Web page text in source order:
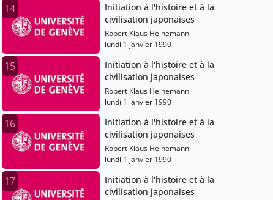
14
Initiation à l'histoire et à la
civilisation japonaises
Robert Klaus Heinemann
lundi 1 janvier 1990
15
Initiation à l'histoire et à la
civilisation japonaises
Robert Klaus Heinemann
lundi 1 janvier 1990
16
Initiation à l'histoire et à la
civilisation japonaises
Robert Klaus Heinemann
lundi 1 janvier 1990
17
Initiation à l'histoire et à la
civilisation japonaises